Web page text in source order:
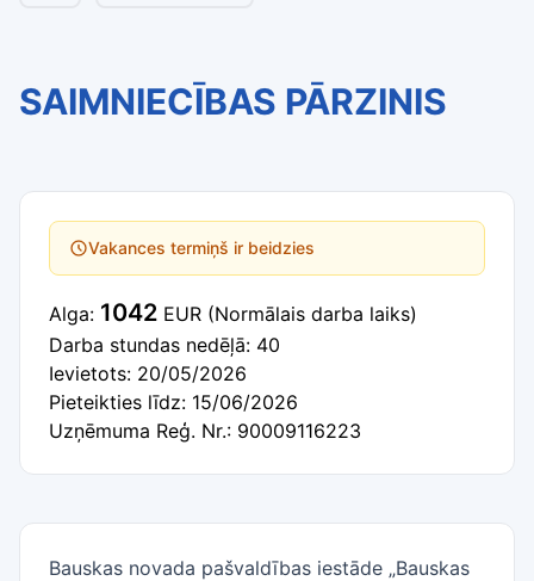
SAIMNIECĪBAS PĀRZINIS
Bauskas novada pašvaldības iestāde „Bauskas
Vakances termiņš ir beidzies
Alga: 1042 EUR (Normālais darba laiks)
Darba stundas nedēļā: 40
Ievietots: 20/05/2026
Pieteikties līdz: 15/06/2026
Uzņēmuma Reģ. Nr.: 90009116223